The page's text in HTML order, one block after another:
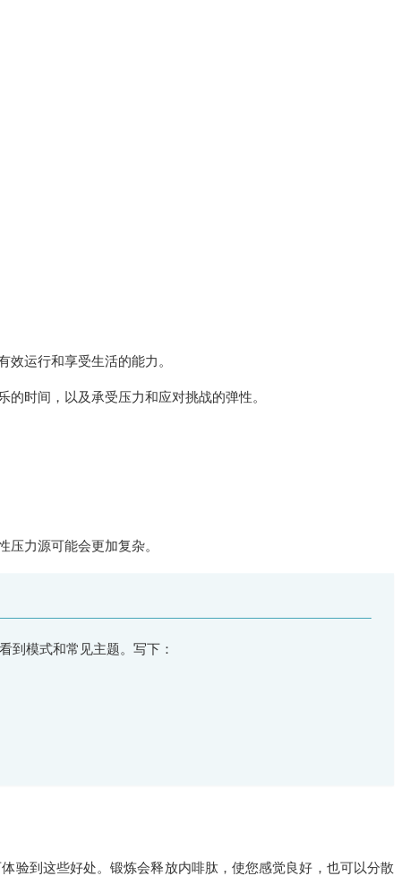
运行和享受生活的能力。
时间，以及承受压力和应对挑战的弹性。
力源可能会更加复杂。
到模式和常见主题。写下：
验到这些好处。锻炼会释放内啡肽，使您感觉良好，也可以分散